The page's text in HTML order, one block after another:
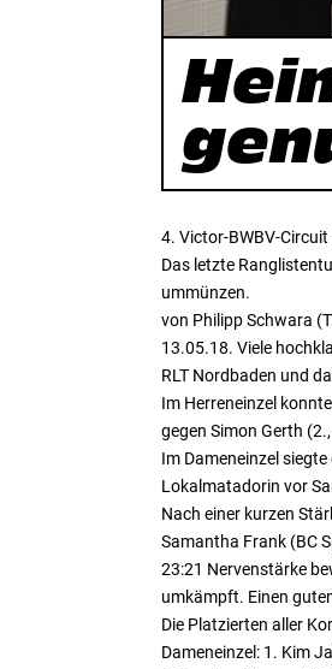
4. Victor-BWBV-
Das letzte
ummünzen.
von Philipp Schwara
13.05.18. Viele
RLT Nordbaden und
Im Herreneinzel
gegen Simon Gerth
Im Dameneinzel
Lokalmatadorin vor
Nach einer kurzen
Samantha Frank (BC
23:21 Nervenstärke
umkämpft. Einen
Die Platzierten aller
Dameneinzel: 1. Kim